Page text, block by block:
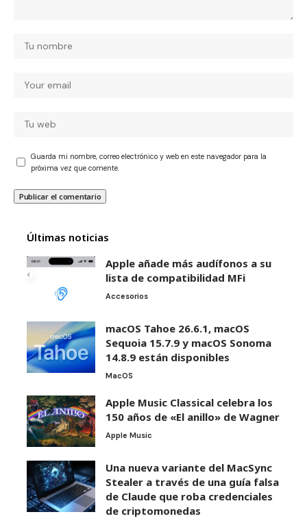
Guarda mi nombre, correo electrónico y web en este navegador para la
próxima vez que comente.
Últimas noticias
Apple añade más audífonos a su
lista de compatibilidad MFi
Accesorios
macOS Tahoe 26.6.1, macOS
Sequoia 15.7.9 y macOS Sonoma
14.8.9 están disponibles
MacOS
Apple Music Classical celebra los
150 años de «El anillo» de Wagner
Apple Music
Una nueva variante del MacSync
Stealer a través de una guía falsa
de Claude que roba credenciales
de criptomonedas